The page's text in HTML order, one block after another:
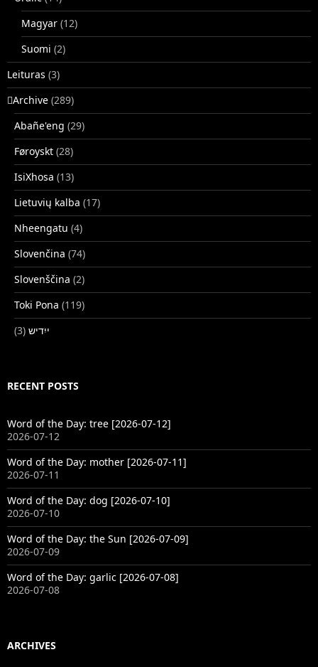
Magyar (12)
Suomi (2)
Leituras (3)
􏿽Archive (289)
Abañe'eng (29)
Føroyskt (28)
IsiXhosa (13)
Lietuvių kalba (17)
Nheengatu (4)
Slovenčina (74)
Slovenščina (2)
Toki Pona (119)
ייִדיש (3)
RECENT POSTS
Word of the Day: tree [2026-07-12]
2026-07-12
Word of the Day: mother [2026-07-11]
2026-07-11
Word of the Day: dog [2026-07-10]
2026-07-10
Word of the Day: the Sun [2026-07-09]
2026-07-09
Word of the Day: garlic [2026-07-08]
2026-07-08
ARCHIVES